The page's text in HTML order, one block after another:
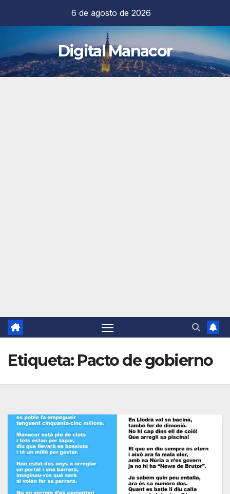
contenido
6 de agosto de 2026
Digital Manacor
Etiqueta: Pacto de gobierno